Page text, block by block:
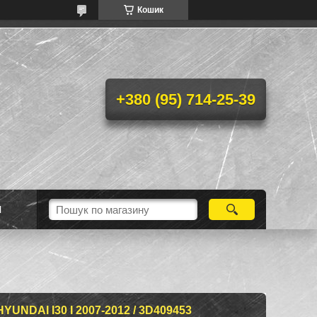
Кошик
+380 (95) 714-25-39
I30 I 2007-2012 / 3D409453